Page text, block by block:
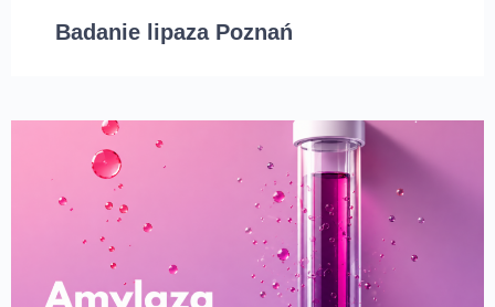
Badanie lipaza Poznań